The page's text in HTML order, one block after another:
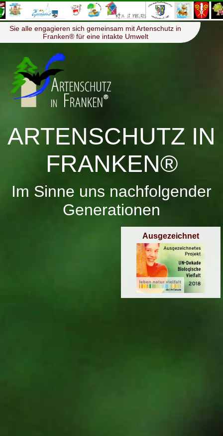
Menü ≡
Sie alle engagieren sich gemeinsam mit Artenschutz in
Franken® für eine intakte Umwelt
ARTENSCHUTZ IN
FRANKEN®
Im Sinne uns nachfolgender
Generationen
Ausgezeichnet